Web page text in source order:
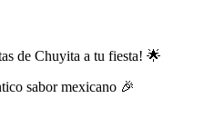
de Chuyita a tu fiesta! 🌟
sabor mexicano 🎉